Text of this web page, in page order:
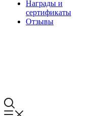
Награды и
сертификаты
Отзывы